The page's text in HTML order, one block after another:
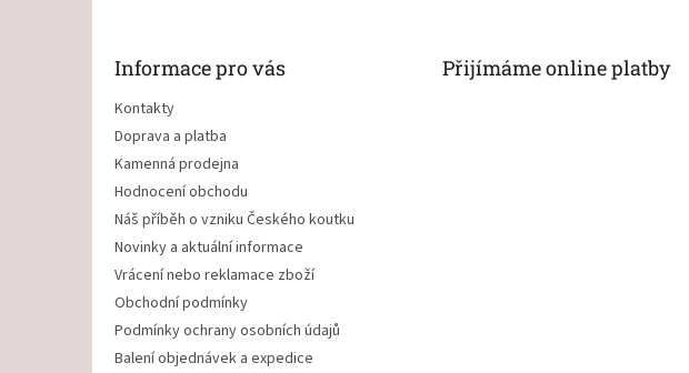
Informace pro vás
Kontakty
Doprava a platba
Kamenná prodejna
Hodnocení obchodu
Náš příběh o vzniku Českého koutku
Novinky a aktuální informace
Vrácení nebo reklamace zboží
Obchodní podmínky
Podmínky ochrany osobních údajů
Balení objednávek a expedice
Přijímáme online platby